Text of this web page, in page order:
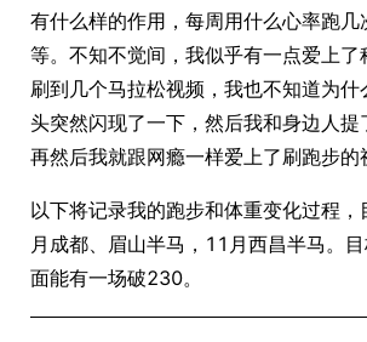
有什么样的作用，每周用什么心率跑几
等。不知不觉间，我似乎有一点爱上了
刷到几个马拉松视频，我也不知道为什
头突然闪现了一下，然后我和身边人提
再然后我就跟网瘾一样爱上了刷跑步的
以下将记录我的跑步和体重变化过程
月成都、眉山半马，11月西昌半马。
面能有一场破230。